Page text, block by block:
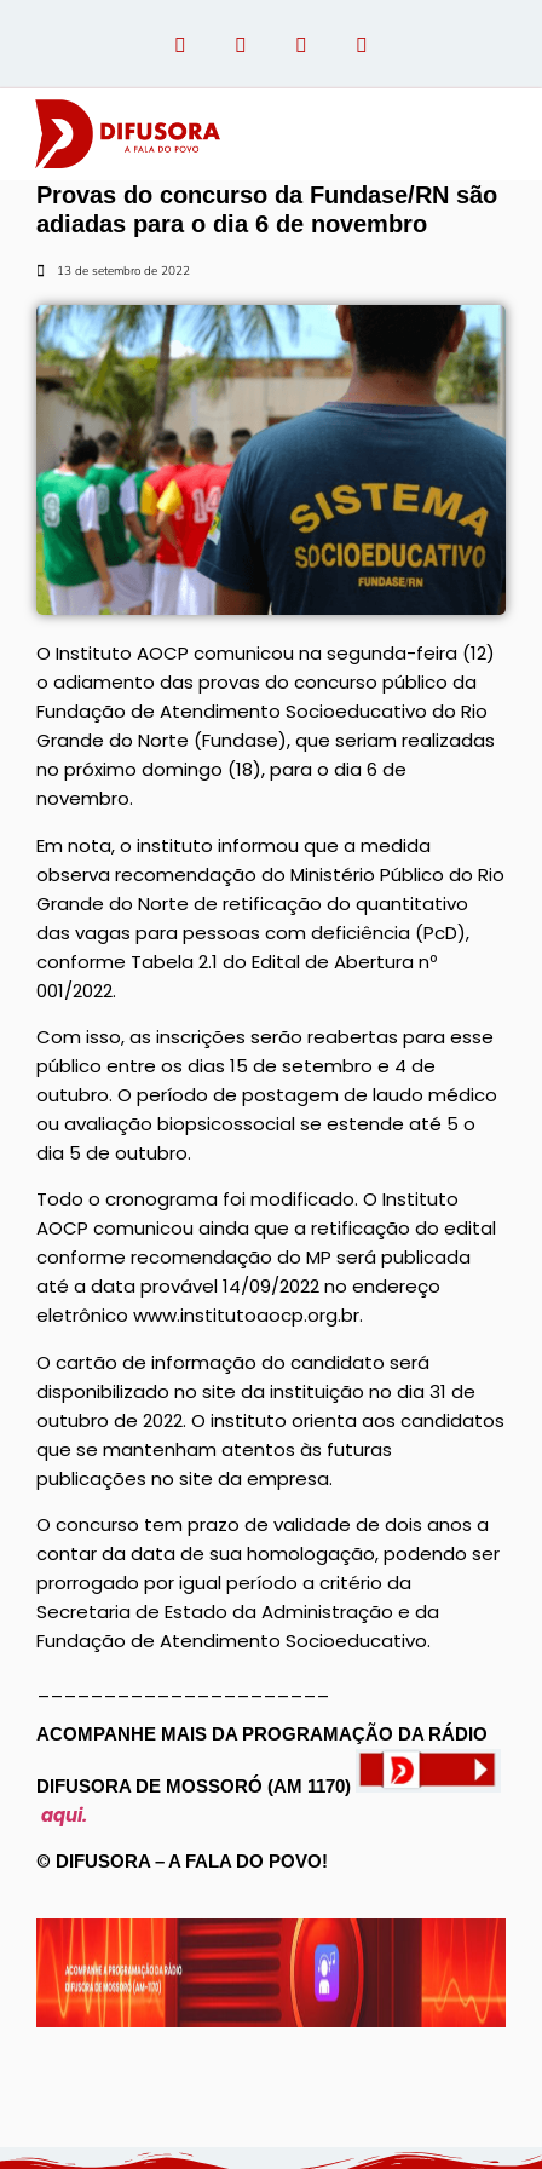
Provas do concurso da Fundase/RN são
adiadas para o dia 6 de novembro
13 de setembro de 2022
O Instituto AOCP comunicou na segunda-feira (12)
o adiamento das provas do concurso público da
Fundação de Atendimento Socioeducativo do Rio
Grande do Norte (Fundase), que seriam realizadas
no próximo domingo (18), para o dia 6 de
novembro.
Em nota, o instituto informou que a medida
observa recomendação do Ministério Público do Rio
Grande do Norte de retificação do quantitativo
das vagas para pessoas com deficiência (PcD),
conforme Tabela 2.1 do Edital de Abertura nº
001/2022.
Com isso, as inscrições serão reabertas para esse
público entre os dias 15 de setembro e 4 de
outubro. O período de postagem de laudo médico
ou avaliação biopsicossocial se estende até 5 o
dia 5 de outubro.
Todo o cronograma foi modificado. O Instituto
AOCP comunicou ainda que a retificação do edital
conforme recomendação do MP será publicada
até a data provável 14/09/2022 no endereço
eletrônico www.institutoaocp.org.br.
O cartão de informação do candidato será
disponibilizado no site da instituição no dia 31 de
outubro de 2022. O instituto orienta aos candidatos
que se mantenham atentos às futuras
publicações no site da empresa.
O concurso tem prazo de validade de dois anos a
contar da data de sua homologação, podendo ser
prorrogado por igual período a critério da
Secretaria de Estado da Administração e da
Fundação de Atendimento Socioeducativo.
ACOMPANHE MAIS DA PROGRAMAÇÃO DA RÁDIO
DIFUSORA DE MOSSORÓ (AM 1170)
aqui.
© DIFUSORA – A FALA DO POVO!